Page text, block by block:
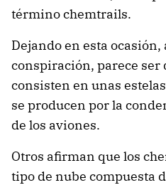
término chemtrails.
Dejando en esta
conspiración, parece ser
consisten en unas
se producen por la
de los aviones.
Otros afirman que los
tipo de nube compuesta